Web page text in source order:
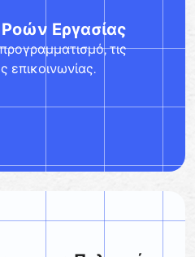
Εργασίας
τις
επικοινωνίας.